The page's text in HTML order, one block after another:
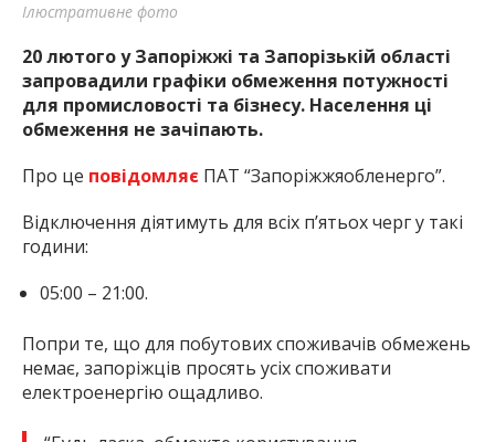
Ілюстративне фото
20 лютого у Запоріжжі та Запорізькій області
запровадили графіки обмеження потужності
для промисловості та бізнесу. Населення ці
обмеження не зачіпають.
Про це повідомляє ПАТ “Запоріжжяобленерго”.
Відключення діятимуть для всіх п’ятьох черг у такі
години:
05:00 – 21:00.
Попри те, що для побутових споживачів обмежень
немає, запоріжців просять усіх споживати
електроенергію ощадливо.